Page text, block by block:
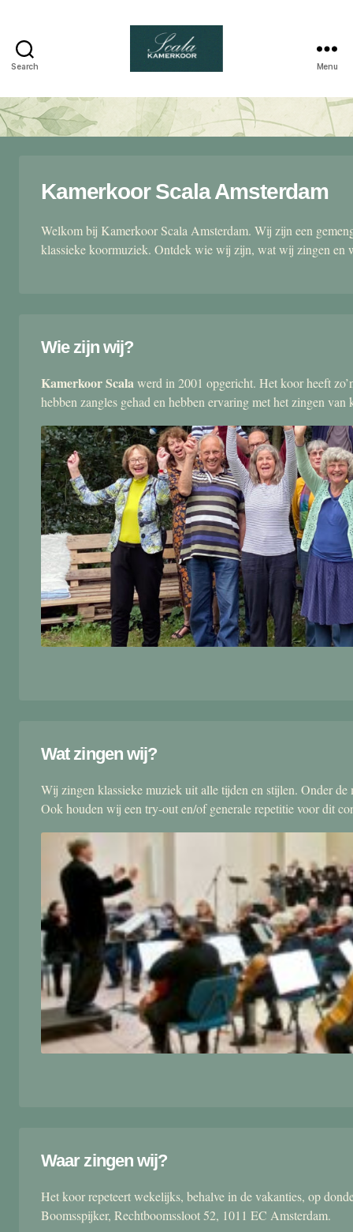
Search
kamerkoor
Menu
Kamerkoor Scala Amsterdam
Welkom bij Kamerkoor Scala Amsterdam. Wij zijn een
klassieke koormuziek. Ontdek wie wij zijn, wat wij zingen en
Wie zijn wij?
Kamerkoor Scalawerd in 2001 opgericht. Het koor heeft
hebben zangles gehad en hebben ervaring met het zingen van
Wat zingen wij?
Wij zingen klassieke muziek uit alle tijden en stijlen. Onder
Ook houden wij een try-out en/of generale repetitie voor dit
Waar zingen wij?
Het koor repeteert wekelijks, behalve in de vakanties, op
Boomsspijker, Rechtboomssloot 52, 1011 EC Amsterdam.